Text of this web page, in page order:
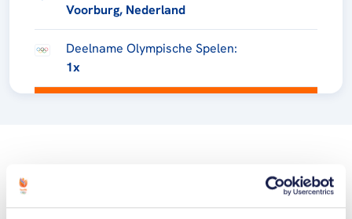
Voorburg, Nederland
Deelname Olympische Spelen:
1x